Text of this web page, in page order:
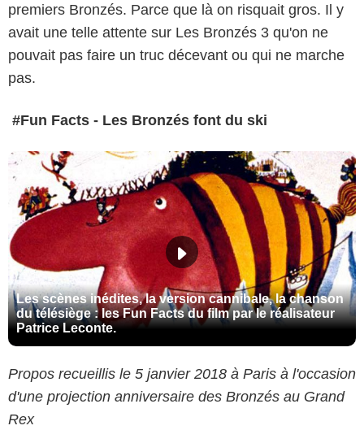
premiers Bronzés. Parce que là on risquait gros. Il y
avait une telle attente sur Les Bronzés 3 qu'on ne
pouvait pas faire un truc décevant ou qui ne marche
pas.
#Fun Facts - Les Bronzés font du ski
Les scènes inédites, la version cannibale, la chanson
du télésiège : les Fun Facts du film par le réalisateur
Patrice Leconte.
Propos recueillis le 5 janvier 2018 à Paris à l'occasion
d'une projection anniversaire des Bronzés au Grand
Rex